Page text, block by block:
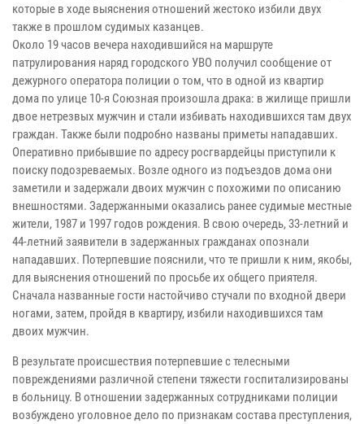
которые в ходе выяснения отношений жестоко избили двух
также в прошлом судимых казанцев.
Около 19 часов вечера находившийся на маршруте
патрулирования наряд городского УВО получил сообщение от
дежурного оператора полиции о том, что в одной из квартир
дома по улице 10-я Союзная произошла драка: в жилище пришли
двое нетрезвых мужчин и стали избивать находившихся там двух
граждан. Также были подробно названы приметы нападавших.
Оперативно прибывшие по адресу росгвардейцы приступили к
поиску подозреваемых. Возле одного из подъездов дома они
заметили и задержали двоих мужчин с похожими по описанию
внешностями. Задержанными оказались ранее судимые местные
жители, 1987 и 1997 годов рождения. В свою очередь, 33-летний и
44-летний заявители в задержанных гражданах опознали
нападавших. Потерпевшие пояснили, что те пришли к ним, якобы,
для выяснения отношений по просьбе их общего приятеля.
Сначала названные гости настойчиво стучали по входной двери
ногами, затем, пройдя в квартиру, избили находившихся там
двоих мужчин.
В результате происшествия потерпевшие с телесными
повреждениями различной степени тяжести госпитализированы
в больницу. В отношении задержанных сотрудниками полиции
возбуждено уголовное дело по признакам состава преступления,